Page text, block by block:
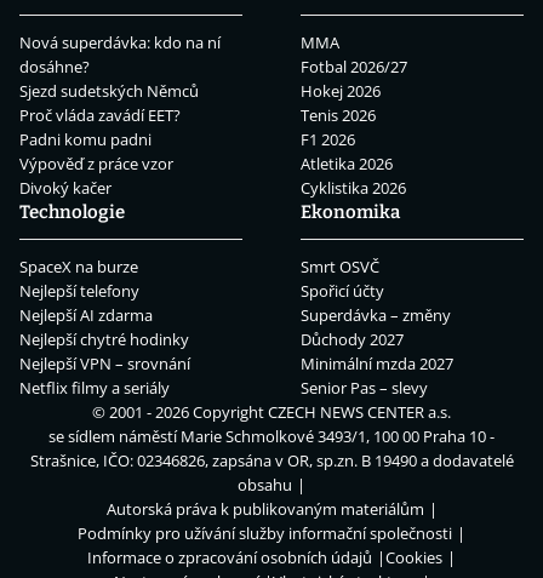
Nová superdávka: kdo na ní
dosáhne?
Sjezd sudetských Němců
Proč vláda zavádí EET?
Padni komu padni
Výpověď z práce vzor
Divoký kačer
MMA
Fotbal 2026/27
Hokej 2026
Tenis 2026
F1 2026
Atletika 2026
Cyklistika 2026
Technologie
SpaceX na burze
Nejlepší telefony
Nejlepší AI zdarma
Nejlepší chytré hodinky
Nejlepší VPN – srovnání
Netflix filmy a seriály
Ekonomika
Smrt OSVČ
Spořicí účty
Superdávka – změny
Důchody 2027
Minimální mzda 2027
Senior Pas – slevy
© 2001 - 2026 CopyrightCZECH NEWS CENTER a.s.
se sídlem náměstí Marie Schmolkové 3493/1, 100 00 Praha 10 -
Strašnice, IČO: 02346826, zapsána v OR, sp.zn. B 19490 a dodavatelé
obsahu
Autorská práva k publikovaným materiálům
Podmínky pro užívání služby informační společnosti
Informace o zpracování osobních údajů
Cookies